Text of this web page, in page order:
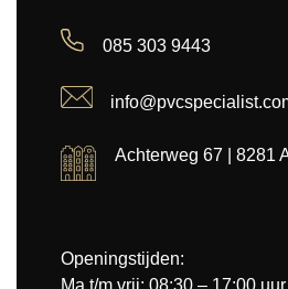
085 303 9443
Achterweg 67 | 8281
Openingstijden: